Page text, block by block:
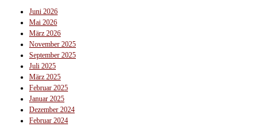
Juni 2026
Mai 2026
März 2026
November 2025
September 2025
Juli 2025
März 2025
Februar 2025
Januar 2025
Dezember 2024
Februar 2024